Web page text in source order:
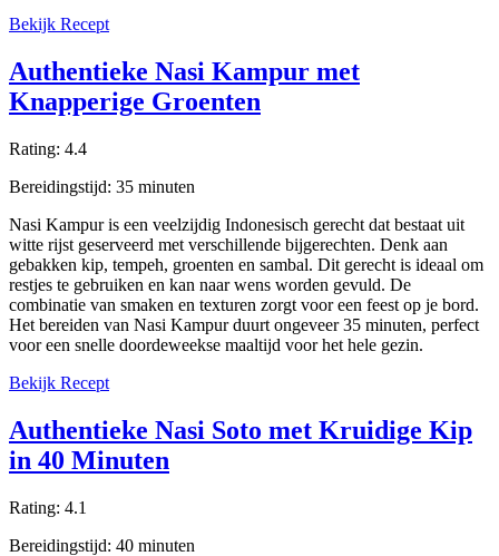
Bekijk Recept
Authentieke Nasi Kampur met
Knapperige Groenten
Rating: 4.4
Bereidingstijd: 35 minuten
Nasi Kampur is een veelzijdig Indonesisch gerecht dat bestaat uit
witte rijst geserveerd met verschillende bijgerechten. Denk aan
gebakken kip, tempeh, groenten en sambal. Dit gerecht is ideaal om
restjes te gebruiken en kan naar wens worden gevuld. De
combinatie van smaken en texturen zorgt voor een feest op je bord.
Het bereiden van Nasi Kampur duurt ongeveer 35 minuten, perfect
voor een snelle doordeweekse maaltijd voor het hele gezin.
Bekijk Recept
Authentieke Nasi Soto met Kruidige Kip
in 40 Minuten
Rating: 4.1
Bereidingstijd: 40 minuten